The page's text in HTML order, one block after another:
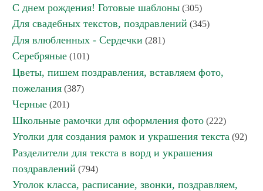
С днем рождения! Готовые шаблоны (305)
Для свадебных текстов, поздравлений (345)
Для влюбленных - Сердечки (281)
Серебряные (101)
Цветы, пишем поздравления, вставляем фото,
пожелания (387)
Черные (201)
Школьные рамочки для оформления фото (222)
Уголки для создания рамок и украшения текста (92)
Разделители для текста в ворд и украшения
поздравлений (794)
Уголок класса, расписание, звонки, поздравляем,